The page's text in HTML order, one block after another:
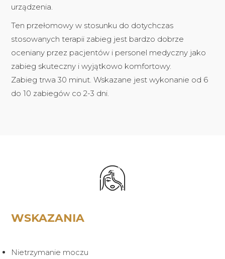
urządzenia.
Ten przełomowy w stosunku do dotychczas
stosowanych terapii zabieg jest bardzo dobrze
oceniany przez pacjentów i personel medyczny jako
zabieg skuteczny i wyjątkowo komfortowy.
Zabieg trwa 30 minut. Wskazane jest wykonanie od 6
do 10 zabiegów co 2-3 dni.
WSKAZANIA
Nietrzymanie moczu